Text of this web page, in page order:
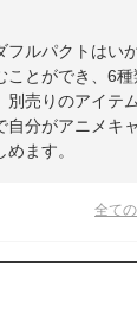
フルパクトはい
ことができ、6
別売りのアイテ
自分がアニメキ
ます。
全て